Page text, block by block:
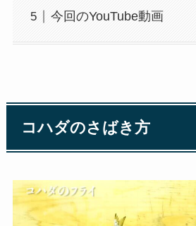
今回のYouTube動画
コハダのさばき方